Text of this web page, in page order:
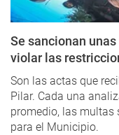
Se sancionan
violar las
Son las actas que
Pilar. Cada una
promedio, las multas
para el Municipio.